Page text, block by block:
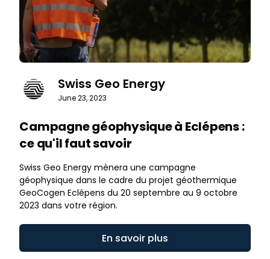
Swiss Geo Energy
June 23, 2023
Campagne géophysique à Eclépens :
ce qu'il faut savoir
Swiss Geo Energy mènera une campagne
géophysique dans le cadre du projet géothermique
GeoCogen Eclépens du 20 septembre au 9 octobre
2023 dans votre région.
En savoir plus